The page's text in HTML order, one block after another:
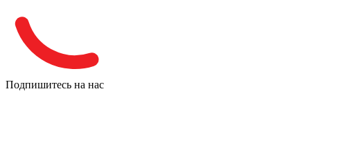
Подпишитесь на нас